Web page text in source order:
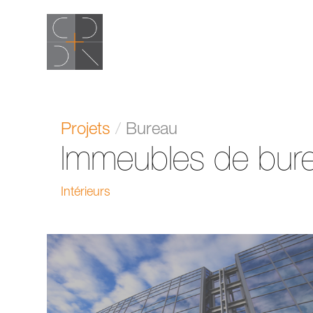
Projets / Bureau
Immeubles de
Intérieurs